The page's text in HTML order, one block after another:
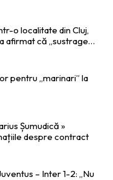
o localitate din Cluj,
afirmat că „sustrage…
pentru „marinari” la
Șumudică »
despre contract
– Inter 1-2: „Nu